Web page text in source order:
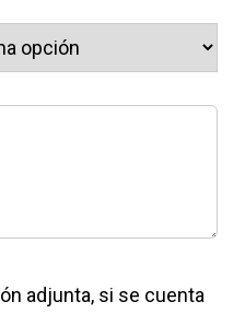
adjunta, si se cuenta